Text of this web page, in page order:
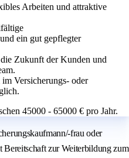
Arbeiten und attraktive
ein gut gepflegter
Zukunft der Kunden und
Versicherungs- oder
45000 - 65000 € pro Jahr.
frau oder
zur Weiterbildung zum